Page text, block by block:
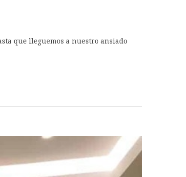
que lleguemos a nuestro ansiado